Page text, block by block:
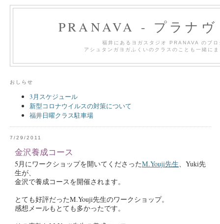
PRANAVA - プラナ
福井にあるヨガスタジオ PRANAVA のブロ
アシュタンガヨガふくいのクラスのことも一緒に
おしらせ
3月スケジュール
新型コロナウイルスの対策について
福井日曜クラス駐車場
7/29/2011
金沢養成コース
5月にワークショップを開いてくださったM.Youji先生、Yuki先
生が、
金沢で養成コースを開催されます。
とても好評だったM.Youji先生のワークショップ。
感想メールもとても多かったです。